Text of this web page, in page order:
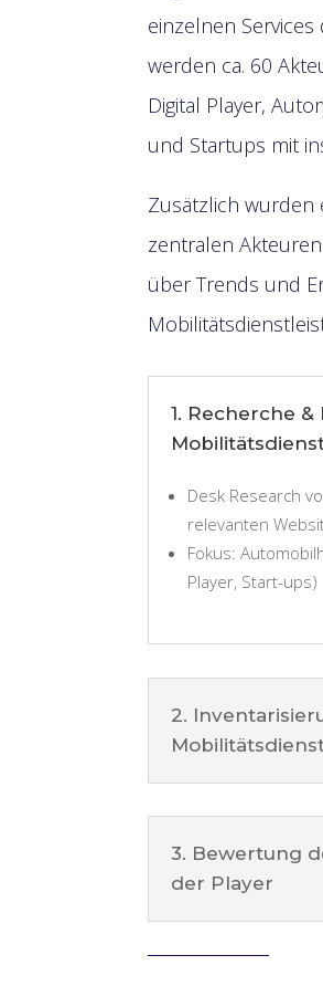
einzelnen
werden ca. 60
Digital Player,
und Startups mit
Zusätzlich wurden
zentralen
über Trends und
1. Recherche
Desk Research
relevanten
Fokus:
Player, Start-ups)
2.
3. Bewertung
der Player